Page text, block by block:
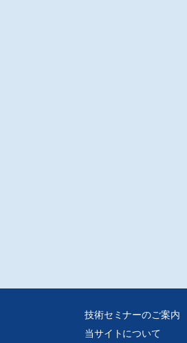
技術セミナーのご案内
当サイトについて